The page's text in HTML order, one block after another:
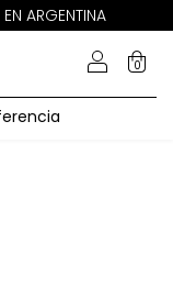
ARGENTINA
0